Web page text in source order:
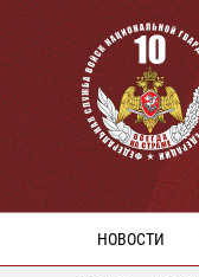
НОВОСТИ